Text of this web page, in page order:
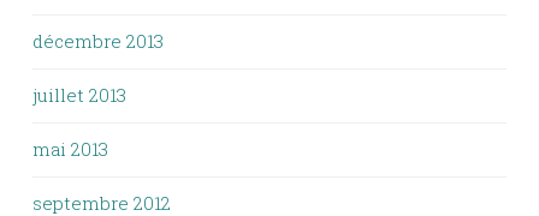
décembre 2013
juillet 2013
mai 2013
septembre 2012